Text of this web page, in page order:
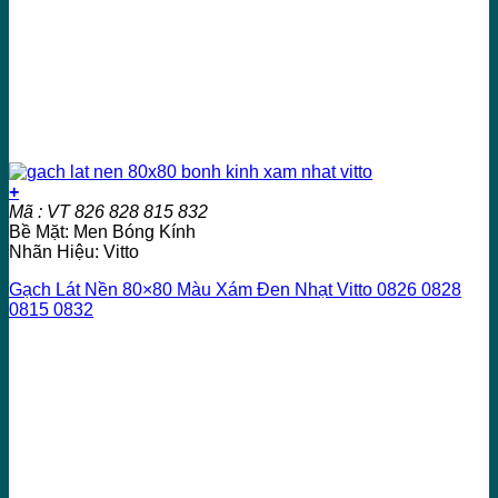
+
Mã : VT 826 828 815 832
Bề Mặt: Men Bóng Kính
Nhãn Hiệu: Vitto
Gạch Lát Nền 80×80 Màu Xám Đen Nhạt Vitto 0826 0828
0815 0832